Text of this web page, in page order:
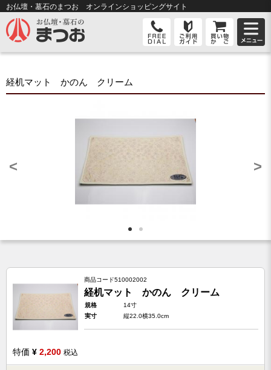
お仏壇・墓石のまつお オンラインショッピングサイト
経机マット かのん クリーム
< >
商品コード510002002
経机マット かのん クリーム
規格
14寸
実寸
縦22.0横35.0cm
特価 ¥ 2,200 税込